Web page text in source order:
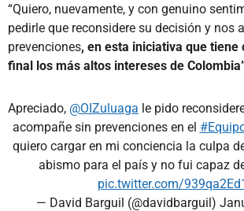
“Quiero, nuevamente, y con genuino
pedirle que reconsidere su decisión y nos
prevenciones, en esta iniciativa que tiene
final los más altos intereses de
Apreciado, @OIZuluaga le pido
acompañe sin prevenciones en el
quiero cargar en mi conciencia la culpa
abismo para el país y no fui capaz
pic.twitter.com/
— David Barguil (@davidbarguil)